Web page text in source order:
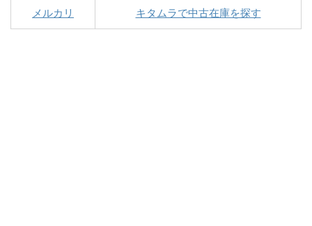
メルカリ キタムラで中古在庫を探す